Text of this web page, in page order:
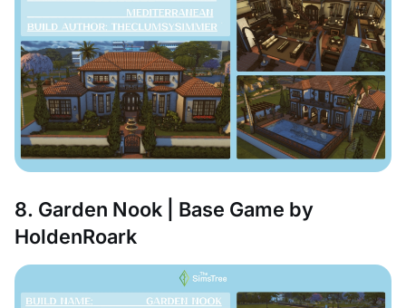
8. Garden Nook | Base Game by
HoldenRoark